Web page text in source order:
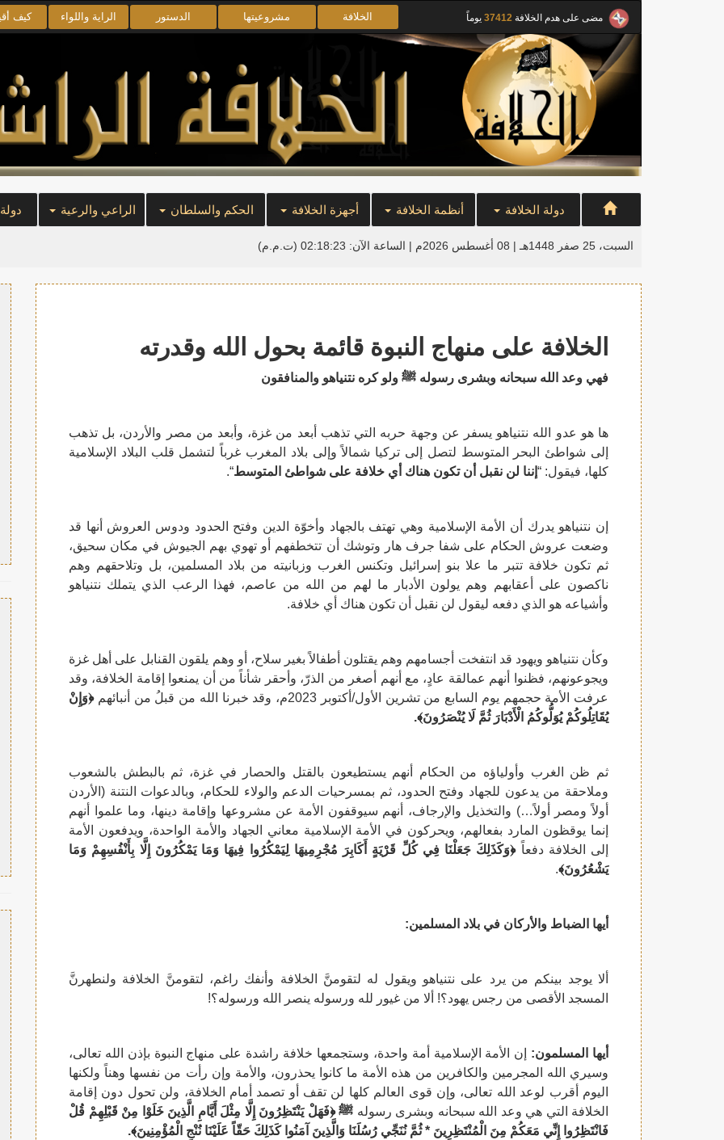
مضى على هدم الخلافة 37412 يوماً الخلافة مشروعيتها الدستور الراية واللواء كيف
دولة الخلافة أنظمة الخلافة أجهزة الخلافة الحكم والسلطان الراعي والرعية
السبت، 25 صفر 1448هـ | 08 أغسطس 2026م | الساعة الآن: 02:18:23 (ت.م.م)
الخلافة على منهاج النبوة قائمة بحول الله وقدرته
فهي وعد الله سبحانه وبشرى رسوله ﷺ ولو كره نتنياهو والمنافقون
ها هو عدو الله نتنياهو يسفر عن وجهة حربه التي تذهب أبعد من غزة، وأبعد من مصر والأردن، بل تذهب
إلى شواطئ البحر المتوسط لتصل إلى تركيا شمالاً وإلى بلاد المغرب غرباً لتشمل قلب البلاد الإسلامية
كلها، فيقول: “ إننا لن نقبل أن تكون هناك أي خلافة على شواطئ المتوسط“.
إن نتنياهو يدرك أن الأمة الإسلامية وهي تهتف بالجهاد وأخوّة الدين وفتح الحدود ودوس العروش أنها قد
وضعت عروش الحكام على شفا جرف هار وتوشك أن تتخطفهم أو تهوي بهم الجيوش في مكان سحيق،
ثم تكون خلافة تتبر ما علا بنو إسرائيل وتكنس الغرب وزبانيته من بلاد المسلمين، بل وتلاحقهم وهم
ناكصون على أعقابهم وهم يولون الأدبار ما لهم من الله من عاصم، فهذا الرعب الذي يتملك نتنياهو
وأشياعه هو الذي دفعه ليقول لن نقبل أن تكون هناك أي خلافة.
وكأن نتنياهو ويهود قد انتفخت أجسامهم وهم يقتلون أطفالاً بغير سلاح، أو وهم يلقون القنابل على أهل غزة
ويجوعونهم، فظنوا أنهم عمالقة عادٍ، مع أنهم أصغر من الذرّ، وأحقر شأناً من أن يمنعوا إقامة الخلافة، وقد
عرفت الأمة حجمهم يوم السابع من تشرين الأول/أكتوبر 2023م، وقد خبرنا الله من قبلُ من أنبائهم
﴿وَإِنْ
يُقَاتِلُوكُمْ يُوَلُّوكُمُ الْأَدْبَارَ ثُمَّ لَا يُنْصَرُونَ﴾.
ثم ظن الغرب وأولياؤه من الحكام أنهم يستطيعون بالقتل والحصار في غزة، ثم بالبطش بالشعوب
وملاحقة من يدعون للجهاد وفتح الحدود، ثم بمسرحيات الدعم والولاء للحكام، وبالدعوات النتنة (الأردن
أولاً ومصر أولاً…) والتخذيل والإرجاف، أنهم سيوقفون الأمة عن مشروعها وإقامة دينها، وما علموا أنهم
إنما يوقظون المارد بفعالهم، ويحركون في الأمة الإسلامية معاني الجهاد والأمة الواحدة، ويدفعون الأمة
إلى الخلافة دفعاً﴿وَكَذَلِكَ جَعَلْنَا فِي كُلِّ قَرْيَةٍ أَكَابِرَ مُجْرِمِيهَا لِيَمْكُرُوا فِيهَا وَمَا يَمْكُرُونَ إِلَّا بِأَنْفُسِهِمْ وَمَا
يَشْعُرُونَ﴾.
أيها الضباط والأركان في بلاد المسلمين:
ألا يوجد بينكم من يرد على نتنياهو ويقول له لتقومنَّ الخلافة وأنفك راغم، لتقومنَّ الخلافة ولنطهرنَّ
المسجد الأقصى من رجس يهود؟! ألا من غيور لله ورسوله ينصر الله ورسوله؟!
أيها المسلمون: إن الأمة الإسلامية أمة واحدة، وستجمعها خلافة راشدة على منهاج النبوة بإذن الله تعالى،
وسيري الله المجرمين والكافرين من هذه الأمة ما كانوا يحذرون، والأمة وإن رأت من نفسها وهناً ولكنها
اليوم أقرب لوعد الله تعالى، وإن قوى العالم كلها لن تقف أو تصمد أمام الخلافة، ولن تحول دون إقامة
الخلافة التي هي وعد الله سبحانه وبشرى رسوله ﷺ ﴿فَهَلْ يَنْتَظِرُونَ إِلَّا مِثْلَ أَيَّامِ الَّذِينَ خَلَوْا مِنْ قَبْلِهِمْ قُلْ
فَانْتَظِرُوا إِنِّي مَعَكُمْ مِنَ الْمُنْتَظِرِينَ * ثُمَّ نُنَجِّي رُسُلَنَا وَالَّذِينَ آمَنُوا كَذَلِكَ حَقّاً عَلَيْنَا نُنْجِ الْمُؤْمِنِينَ﴾.